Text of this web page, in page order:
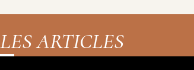
LES ARTICLES